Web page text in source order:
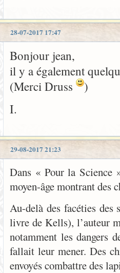
28-07-2017 17:47
Bonjour jean,
il y a également
(Merci Druss
)
I.
29-08-2017 21:23
Dans « Pour la Science
moyen-âge montrant des
Au-delà des facéties
livre de Kells), l’auteur
notamment les dangers
fallait leur mener. Des
envoyés combattre des